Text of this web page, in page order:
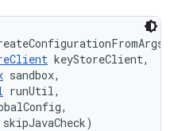
keyStoreClient,
sandbox,
runUtil,